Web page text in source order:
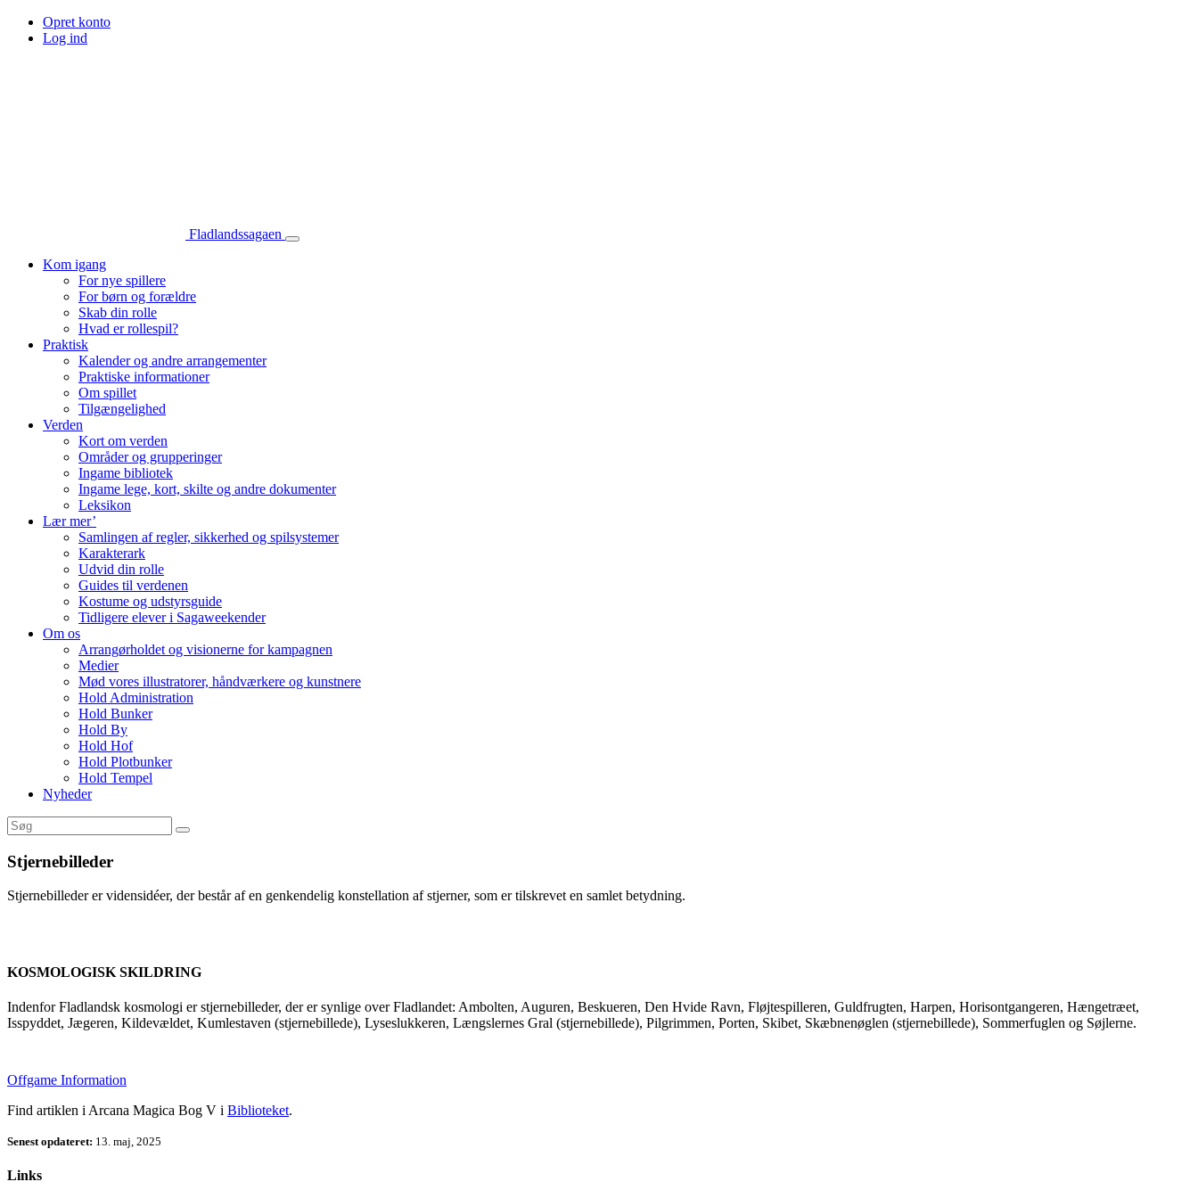
Opret konto
Log ind
Fladlandssagaen
Kom igang
For nye spillere
For børn og forældre
Skab din rolle
Hvad er rollespil?
Praktisk
Kalender og andre arrangementer
Praktiske informationer
Om spillet
Tilgængelighed
Verden
Kort om verden
Områder og grupperinger
Ingame bibliotek
Ingame lege, kort, skilte og andre dokumenter
Leksikon
Lær mer’
Samlingen af regler, sikkerhed og spilsystemer
Karakterark
Udvid din rolle
Guides til verdenen
Kostume og udstyrsguide
Tidligere elever i Sagaweekender
Om os
Arrangørholdet og visionerne for kampagnen
Medier
Mød vores illustratorer, håndværkere og kunstnere
Hold Administration
Hold Bunker
Hold By
Hold Hof
Hold Plotbunker
Hold Tempel
Nyheder
Stjernebilleder
Stjernebilleder er vidensidéer, der består af en genkendelig konstellation af stjerner, som er tilskrevet en samlet betydning.
KOSMOLOGISK SKILDRING
Indenfor Fladlandsk kosmologi er stjernebilleder, der er synlige over Fladlandet: Ambolten, Auguren, Beskueren, Den Hvide Ravn, Fløjtespilleren, Guldfrugten, Harpen, Horisontgangeren, Hængetræet,
Isspyddet, Jægeren, Kildevældet, Kumlestaven (stjernebillede), Lyseslukkeren, Længslernes Gral (stjernebillede), Pilgrimmen, Porten, Skibet, Skæbnenøglen (stjernebillede), Sommerfuglen og Søjlerne.
Offgame Information
Find artiklen i Arcana Magica Bog V i Biblioteket.
Senest opdateret: 13. maj, 2025
Links